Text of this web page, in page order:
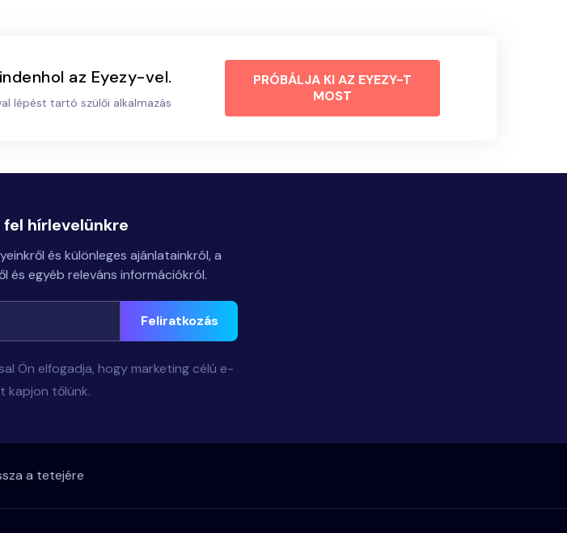
az Eyezy-vel.
lépést tartó szülői alkalmazás
PRÓBÁLJA KI AZ EYEZY-T
MOST
hírlevelünkre
és különleges ajánlatainkról, a
és egyéb releváns információkról.
Feliratkozás
Ön elfogadja, hogy marketing célú e-
kapjon tőlünk.
a tetejére